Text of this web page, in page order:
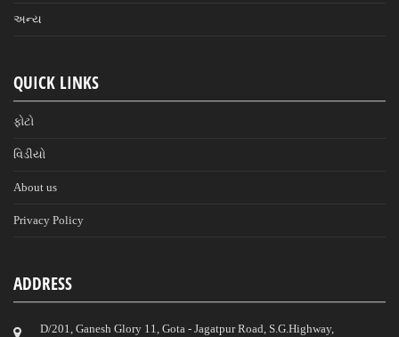
અન્ય
QUICK LINKS
ફોટો
વિડીયો
About us
Privacy Policy
ADDRESS
D/201, Ganesh Glory 11, Gota - Jagatpur Road, S.G.Highway,